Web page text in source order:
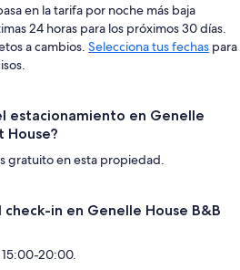
en la tarifa por noche más baja
24 horas para los próximos 30 días.
a cambios. Selecciona tus fechas para
estacionamiento en Genelle
House?
gratuito en esta propiedad.
check-in en Genelle House B&B
20:00.